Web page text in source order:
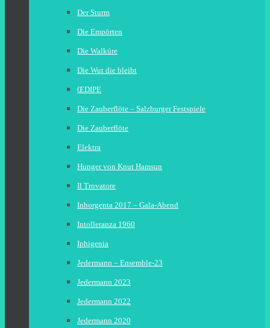
Der Sturm
Die Empörten
Die Walküre
Die Wut die bleibt
ŒDIPE
Die Zauberflöte – Salzburger Festspiele
Die Zauberflöte
Elektra
Hunger von Knut Hamsun
Il Trovatore
Inhorgenta 2017 – Gala-Abend
Intolleranza 1960
Iphigenia
Jedermann – Ensemble-23
Jedermann 2023
Jedermann 2022
Jedermann 2020